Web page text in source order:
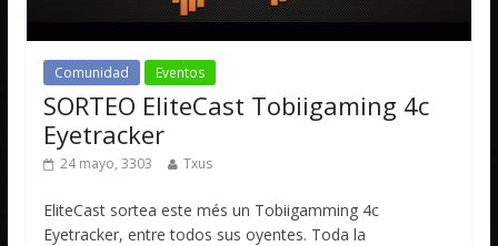
Comunidad Eventos
SORTEO EliteCast Tobiigaming 4c
Eyetracker
24 mayo, 3303 Txus
EliteCast sortea este més un Tobiigamming 4c
Eyetracker, entre todos sus oyentes. Toda la